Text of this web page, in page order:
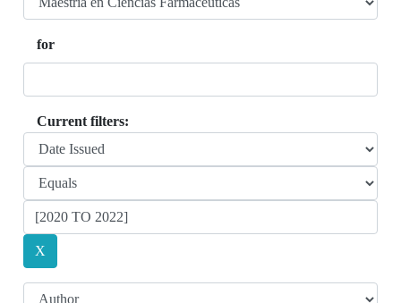
for
Current filters: